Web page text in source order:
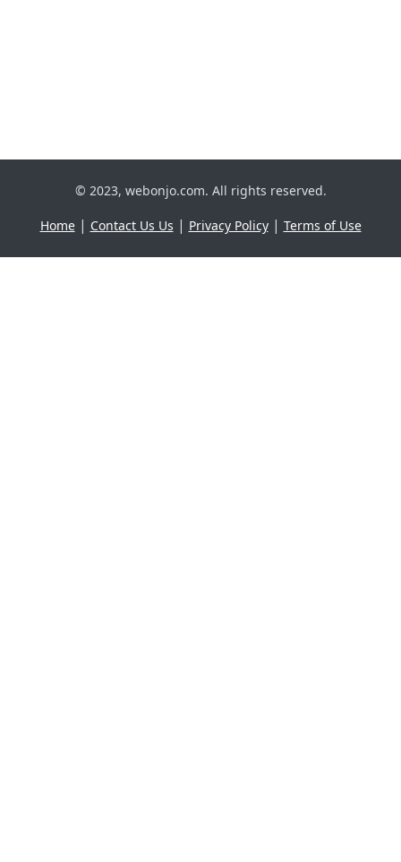
© 2023, webonjo.com. All rights reserved.
Home| Contact Us Us | Privacy Policy| Terms of Use